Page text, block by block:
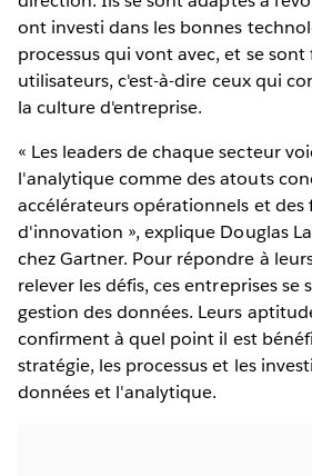
ont investi dans les bonnes
processus qui vont avec, et se sont
utilisateurs, c'est-à-dire ceux qui
la culture d'entreprise.
« Les leaders de chaque secteur
l'analytique comme des atouts
accélérateurs opérationnels et des
d'innovation », explique Douglas
chez Gartner. Pour répondre à
relever les défis, ces entreprises se
gestion des données. Leurs
confirment à quel point il est
stratégie, les processus et les
données et l'analytique.